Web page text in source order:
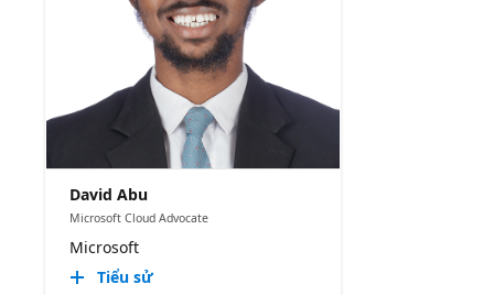
David Abu
Microsoft Cloud Advocate
Microsoft
Tiểu sử